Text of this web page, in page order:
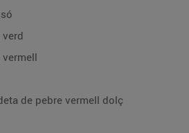
de pebre vermell dolç